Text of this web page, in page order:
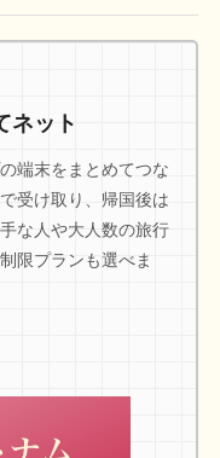
ネット
端末をまとめてつな
受け取り、帰国後は
な人や大人数の旅行
限プランも選べま